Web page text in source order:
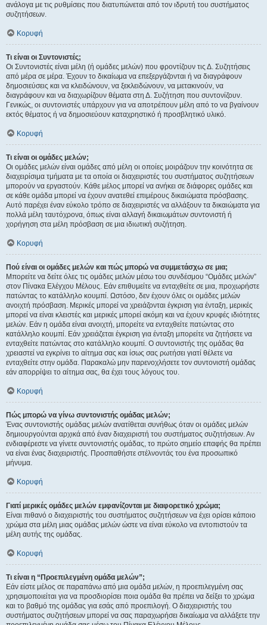
ανάλογα με τις ρυθμίσεις που διατυπώνεται από τον ιδρυτή του συστήματος
συζητήσεων.
Κορυφή
Τι είναι οι Συντονιστές;
Οι Συντονιστές είναι μέλη (ή ομάδες μελών) που φροντίζουν τις Δ. Συζητήσεις
από μέρα σε μέρα. Έχουν το δικαίωμα να επεξεργάζονται ή να διαγράφουν
δημοσιεύσεις και να κλειδώνουν, να ξεκλειδώνουν, να μετακινούν, να
διαγράφουν και να διαχωρίζουν θέματα στη Δ. Συζήτηση που συντονίζουν.
Γενικώς, οι συντονιστές υπάρχουν για να αποτρέπουν μέλη από το να βγαίνουν
εκτός θέματος ή να δημοσιεύουν καταχρηστικό ή προσβλητικό υλικό.
Κορυφή
Τι είναι οι ομάδες μελών;
Οι ομάδες μελών είναι ομάδες από μέλη οι οποίες μοιράζουν την κοινότητα σε
διαχειρίσιμα τμήματα με τα οποία οι διαχειριστές του συστήματος συζητήσεων
μπορούν να εργαστούν. Κάθε μέλος μπορεί να ανήκει σε διάφορες ομάδες και
σε κάθε ομάδα μπορεί να έχουν ανατεθεί επιμέρους δικαιώματα πρόσβασης.
Αυτό παρέχει έναν εύκολο τρόπο σε διαχειριστές να αλλάξουν τα δικαιώματα για
πολλά μέλη ταυτόχρονα, όπως είναι αλλαγή δικαιωμάτων συντονιστή ή
χορήγηση στα μέλη πρόσβαση σε μια ιδιωτική συζήτηση.
Κορυφή
Πού είναι οι ομάδες μελών και πώς μπορώ να συμμετάσχω σε μια;
Μπορείτε να δείτε όλες τις ομάδες μελών μέσω του συνδέσμου “Ομάδες μελών”
στον Πίνακα Ελέγχου Μέλους. Εάν επιθυμείτε να ενταχθείτε σε μια, προχωρήστε
πατώντας το κατάλληλο κουμπί. Ωστόσο, δεν έχουν όλες οι ομάδες μελών
ανοιχτή πρόσβαση. Μερικές μπορεί να χρειάζονται έγκριση για ένταξη, μερικές
μπορεί να είναι κλειστές και μερικές μπορεί ακόμη και να έχουν κρυφές ιδιότητες
μελών. Εάν η ομάδα είναι ανοιχτή, μπορείτε να ενταχθείτε πατώντας στο
κατάλληλο κουμπί. Εάν χρειάζεται έγκριση για ένταξη μπορείτε να ζητήσετε να
ενταχθείτε πατώντας στο κατάλληλο κουμπί. Ο συντονιστής της ομάδας θα
χρειαστεί να εγκρίνει το αίτημα σας και ίσως σας ρωτήσει γιατί θέλετε να
ενταχθείτε στην ομάδα. Παρακαλώ μην παρενοχλήσετε τον συντονιστή ομάδας
εάν απορρίψει το αίτημα σας, θα έχει τους λόγους του.
Κορυφή
Πώς μπορώ να γίνω συντονιστής ομάδας μελών;
Ένας συντονιστής ομάδας μελών ανατίθεται συνήθως όταν οι ομάδες μελών
δημιουργούνται αρχικά από έναν διαχειριστή του συστήματος συζητήσεων. Αν
ενδιαφέρεστε να γίνετε συντονιστής ομάδας, το πρώτο σημείο επαφής θα πρέπει
να είναι ένας διαχειριστής. Προσπαθήστε στέλνοντάς του ένα προσωπικό
μήνυμα.
Κορυφή
Γιατί μερικές ομάδες μελών εμφανίζονται με διαφορετικό χρώμα;
Είναι πιθανό ο διαχειριστής του συστήματος συζητήσεων να έχει ορίσει κάποιο
χρώμα στα μέλη μιας ομάδας μελών ώστε να είναι εύκολο να εντοπιστούν τα
μέλη αυτής της ομάδας.
Κορυφή
Τι είναι η “Προεπιλεγμένη ομάδα μελών”;
Εάν είστε μέλος σε παραπάνω από μια ομάδα μελών, η προεπιλεγμένη σας
χρησιμοποιείται για να προσδιορίσει ποια ομάδα θα πρέπει να δείξει το χρώμα
και το βαθμό της ομάδας για εσάς από προεπιλογή. Ο διαχειριστής του
συστήματος συζητήσεων μπορεί να σας παραχωρήσει δικαίωμα να αλλάξετε την